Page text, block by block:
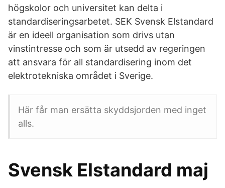
högskolor och universitet kan delta i
standardiseringsarbetet. SEK Svensk Elstandard
är en ideell organisation som drivs utan
vinstintresse och som är utsedd av regeringen
att ansvara för all standardisering inom det
elektrotekniska området i Sverige.
Här får man ersätta skyddsjorden med inget
alls.
Svensk Elstandard maj